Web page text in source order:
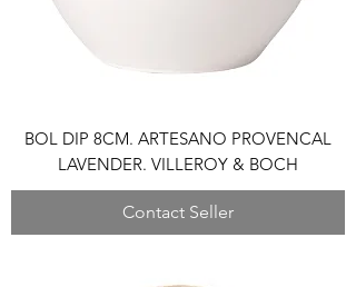
BOL DIP 8CM. ARTESANO PROVENCAL
LAVENDER. VILLEROY & BOCH
Contact Seller